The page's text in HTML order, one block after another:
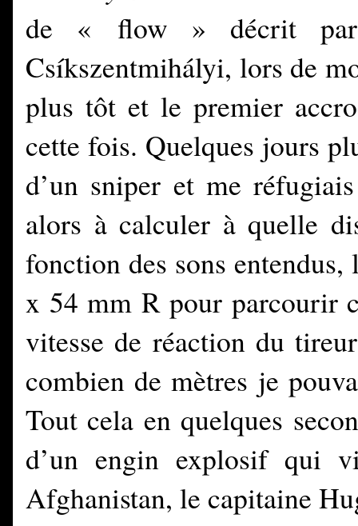
de « flow » décrit par
Csíkszentmihályi, lors de
plus tôt et le premier
cette fois. Quelques jours
d’un sniper et me
alors à calculer à quelle
fonction des sons
x 54 mm R pour parcourir
vitesse de réaction du
combien de mètres je
Tout cela en quelques
d’un engin explosif qui
Afghanistan, le capitaine